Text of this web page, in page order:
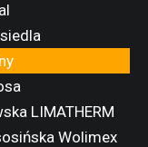
LIMATHERM
Wolimex